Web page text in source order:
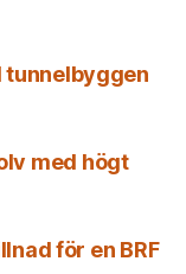
tunnelbyggen
med högt
för en BRF